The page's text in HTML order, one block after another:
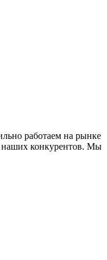
работаем на рынке
наших конкурентов. Мы